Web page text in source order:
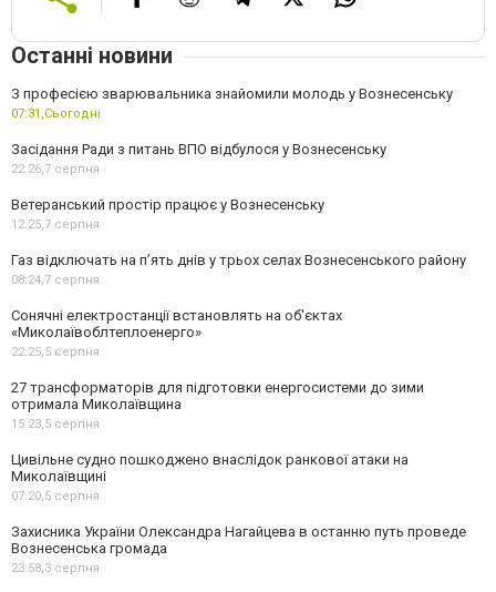
Останні новини
З професією зварювальника знайомили молодь у Вознесенську
07:31,Сьогодні
Засідання Ради з питань ВПО відбулося у Вознесенську
22:26,7 серпня
Ветеранський простір працює у Вознесенську
12:25,7 серпня
Газ відключать на п’ять днів у трьох селах Вознесенського району
08:24,7 серпня
Сонячні електростанції встановлять на об'єктах
«Миколаївоблтеплоенерго»
22:25,5 серпня
27 трансформаторів для підготовки енергосистеми до зими
отримала Миколаївщина
15:23,5 серпня
Цивільне судно пошкоджено внаслідок ранкової атаки на
Миколаївщині
07:20,5 серпня
Захисника України Олександра Нагайцева в останню путь проведе
Вознесенська громада
23:58,3 серпня